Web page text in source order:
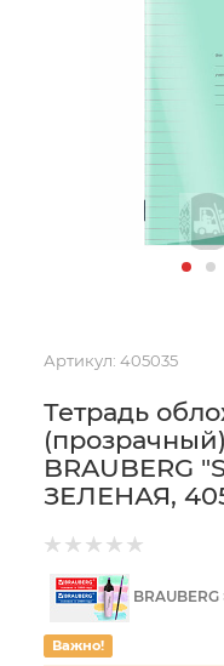
Артикул: 405035
Тетрадь
BRAUBERG
ЗЕЛЕНАЯ,
BRAUBERG
Важно!